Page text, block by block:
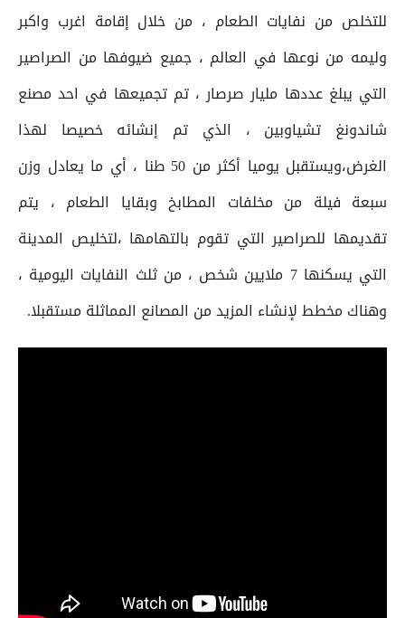
للتخلص من نفايات الطعام ، من خلال إقامة اغرب واكبر
وليمه من نوعها في العالم ، جميع ضيوفها من الصراصير
التي يبلغ عددها مليار صرصار ، تم تجميعها في احد مصنع
شاندونغ تشياوبين ، الذي تم إنشائه خصيصا لهذا
الغرض،ويستقبل يوميا أكثر من 50 طنا ، أي ما يعادل وزن
سبعة فيلة من مخلفات المطابخ وبقايا الطعام ، يتم
تقديمها للصراصير التي تقوم بالتهامها ،لتخليص المدينة
التي يسكنها 7 ملايين شخص ، من ثلث النفايات اليومية ،
وهناك مخطط لإنشاء المزيد من المصانع المماثلة مستقبلا.